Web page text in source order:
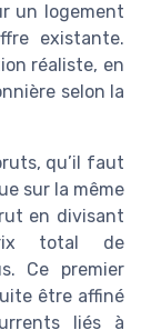
un logement
existante.
réaliste, en
selon la
qu’il faut
sur la même
en divisant
total de
Ce premier
être affiné
liés à